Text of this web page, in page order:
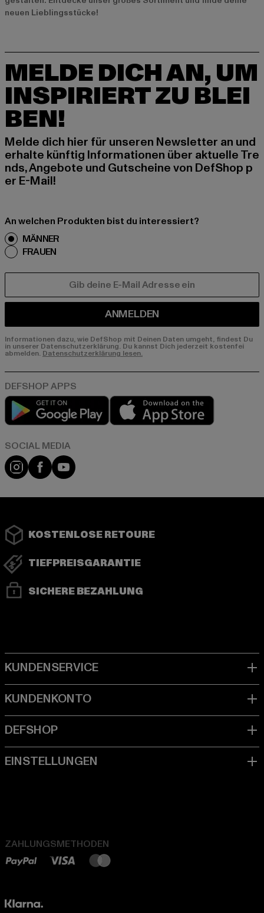
neuen Lieblingsstücke!
MELDE DICH AN, UM
INSPIRIERT ZU BLEI
BEN!
Melde dich hier für unseren Newsletter an und
erhalte künftig Informationen über aktuelle Tre
nds, Angebote und Gutscheine von DefShop p
er E-Mail!
An welchen Produkten bist du interessiert?
MÄNNER
FRAUEN
ANMELDEN
Informationen dazu, wie DefShop mit Deinen Daten umgeht, findest Du
in unserer Datenschutzerklärung. Du kannst Dich jederzeit kostenfei
abmelden. Datenschutzerklärung lesen.
Play market
Instagram
FacebookYouTube
KOSTENLOSE RETOURE
TIEFPREISGARANTIE
SICHERE BEZAHLUNG
ZAHLUNGSMETHODEN